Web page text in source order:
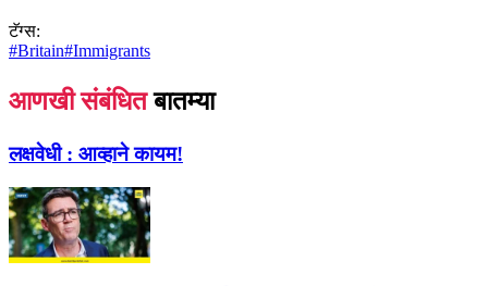
टॅग्स:
#Britain#Immigrants
आणखी संबंधित बातम्या
लक्षवेधी : आव्हाने कायम!